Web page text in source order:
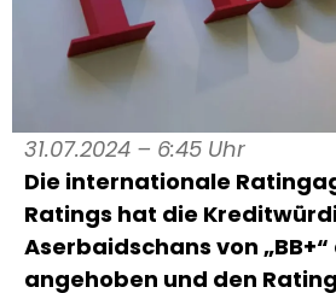
31.07.2024 – 6:45 Uhr
Die internationale
Ratings hat die
Aserbaidschans von „BB+“
angehoben und den